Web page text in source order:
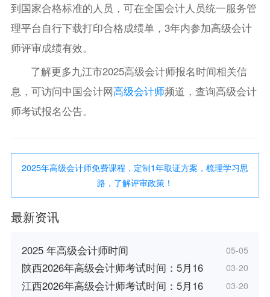
到国家合格标准的人员，可在全国会计人员统一服务管
理平台自行下载打印合格成绩单，3年内参加高级会计
师评审成绩有效。
了解更多九江市2025高级会计师报名时间相关信
息，可访问中国会计网高级会计师频道，查询高级会计
师考试报名公告。
2025年高级会计师免费课程，定制1年取证方案，梳理学习思
路，了解评审政策！
最新资讯
2025 年高级会计师时间 05-05
陕西2026年高级会计师考试时间：5月16 03-20
江西2026年高级会计师考试时间：5月16 03-20